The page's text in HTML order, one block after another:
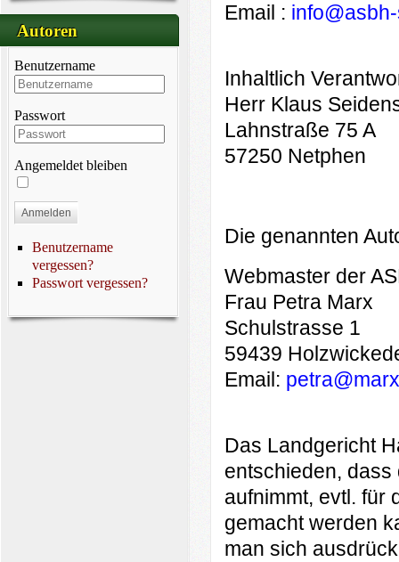
Autoren
Benutzername
Passwort
Angemeldet bleiben
Anmelden
Benutzername
vergessen?
Passwort vergessen?
Email :
Inhaltlich
Herr Klaus
Lahnstraße 75 A
57250 Netphen
Die genannten
Webmaster der
Frau Petra Marx
Schulstrasse 1
59439
Email:
Das Landgericht
entschieden,
aufnimmt, evtl. für
gemacht werden
man sich